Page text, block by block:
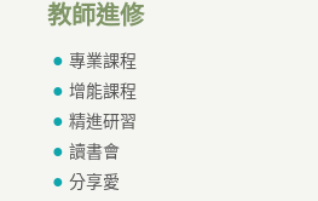
教師進修
專業課程
增能課程
精進研習
讀書會
分享愛